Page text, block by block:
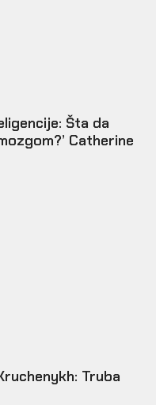
Šta da
Catherine
Truba